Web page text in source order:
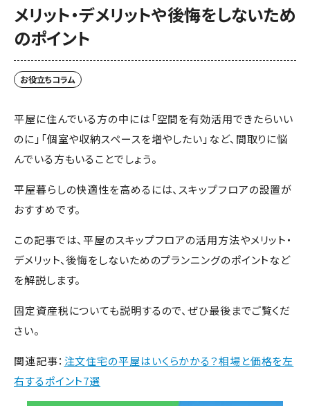
メリット・デメリットや後悔をしないため
のポイント
お役立ちコラム
平屋に住んでいる方の中には「空間を有効活用できたらいい
のに」「個室や収納スペースを増やしたい」など、間取りに悩
んでいる方もいることでしょう。
平屋暮らしの快適性を高めるには、スキップフロアの設置が
おすすめです。
この記事では、平屋のスキップフロアの活用方法やメリット・
デメリット、後悔をしないためのプランニングのポイントなど
を解説します。
固定資産税についても説明するので、ぜひ最後までご覧くだ
さい。
関連記事： 注文住宅の平屋はいくらかかる？相場と価格を左
右するポイント7選